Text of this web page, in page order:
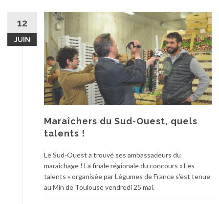
12
JUIN
Maraîchers du Sud-Ouest, quels
talents !
Le Sud-Ouest a trouvé ses ambassadeurs du
maraîchage ! La finale régionale du concours « Les
talents » organisée par Légumes de France s’est tenue
au Min de Toulouse vendredi 25 mai.